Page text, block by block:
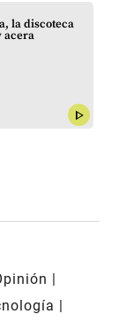
la discoteca
acera
play_arrow